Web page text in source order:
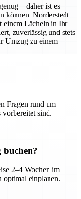
– daher ist es
können. Norderstedt
einem Lächeln in Ihr
zuverlässig und stets
Umzug zu einem
Fragen rund um
vorbereitet sind.
buchen?
2–4 Wochen im
optimal einplanen.